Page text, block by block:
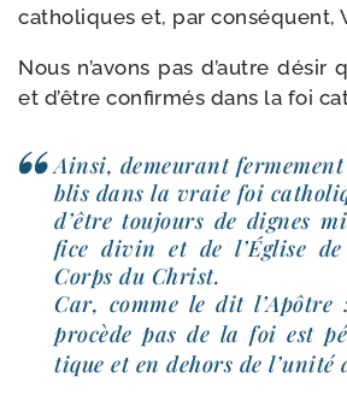
catho­liques et, par consé­quent,
Nous n’avons pas d’autre
et d’être confir­més dans la foi
Ainsi, demeu­rant
blis dans la vraie foi
d’être tou­jours de dignes
fice divin et de l’Église
Corps du Christ.
Car, comme le dit l’Apôtre
pro­cède pas de la foi est
tique et en dehors de l’unité